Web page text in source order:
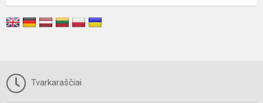
Tvarkaraščiai